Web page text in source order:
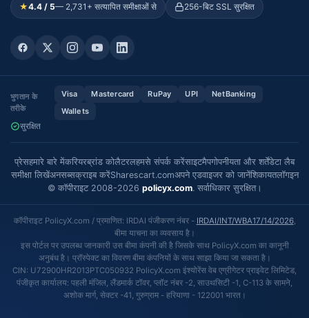
★4.4 / 5— 2,731+ सत्यापित समीक्षाओं से 256-बिट SSL सुरक्षित
भुगतान के
तरीके
Visa Mastercard RuPay UPI
NetBanking
Wallets
सुरक्षित
प्रेसहमारे बारे मेंकरियरब्रांड कोलैटरलहमसे संपर्क करेंसाइटमैपगोपनीयता और शर्तेंडेटा लैब
समीक्षा लिखेंअनसब्सक्राइब करेंSharescart.comअपने एडवाइजर को जानेंशिकायतलॉगइन
© कॉपीराइट 2008-2026 policyx.com. सर्वाधिकार सुरक्षित।
कॉपीराइट PolicyX.com / प्रमाणित: IRDAI पंजीकरण नंबर - IRDAI/INT/WBA17/14/2026,
बीमा याचना का व्यवसाय है।
इस पोर्टल पर उपलब्ध जानकारी उस बीमा कंपनी की है जिसके साथ PolicyX.com का कानूनी
अनुबंध है। प्रॉस्पेक्ट का विवरण बीमा कंपनियों के साथ साझा किया जा सकता है।
CIN: U72900HR2013PTC050932 PolicyX.com इंश्योरेंस वेब एग्रीगेटर प्राइवेट लिमिटेड,
पंजीकृत कार्यालय: पहली मंजिल, लैंडमार्क टॉवर, प्लॉट नंबर -2, साउथसिटी -1, C-113 के सामने,
अशोक मार्ग, सेक्टर -41, गुरुग्राम - हरियाणा - 122001 भारत।